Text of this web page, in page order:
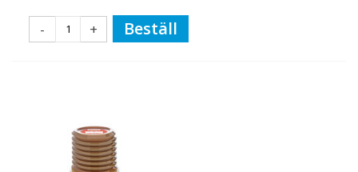
- + Beställ